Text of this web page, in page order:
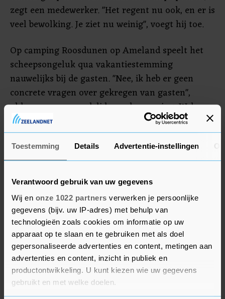
Toestemming Details Advertentie-instellingen
Verantwoord gebruik van uw gegevens
Wij en onze 1022 partners verwerken je persoonlijke
gegevens (bijv. uw IP-adres) met behulp van
technologieën zoals cookies om informatie op uw
apparaat op te slaan en te gebruiken met als doel
gepersonaliseerde advertenties en content, metingen aan
advertenties en content, inzicht in publiek en
productontwikkeling. U kunt kiezen wie uw gegevens
gebruikt en met welke doelen.
zegt een medewerker. "Het regent nu ook, en er is
veel bewolking. Je ziet nu weinig", voegt hij toe.
Op camping Roosdunen op Ameland speelt het
scheepsongeluk qua vakantiestemming
nauwelijks bij de gasten. "Nee, ik heb er geen
concrete vragen over gekregen van gasten",
aldus een personeelslid van de camping. Wel
wordt alles gevolgd via het nieuws en internet.
En af en toe komt een gast naar de balie met een
meer algemene opmerking: 'Zo zo, het is wat' of
'Wat heftig he'.